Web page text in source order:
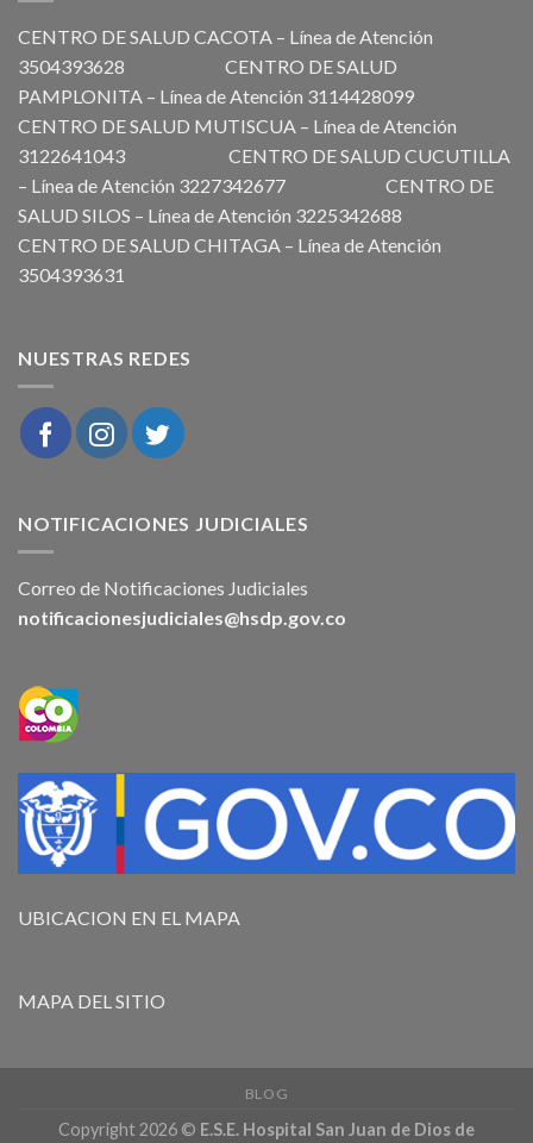
CENTRO DE SALUD CACOTA – Línea de Atención
3504393628 CENTRO DE SALUD
PAMPLONITA – Línea de Atención 3114428099
CENTRO DE SALUD MUTISCUA – Línea de Atención
3122641043 CENTRO DE SALUD CUCUTILLA
– Línea de Atención 3227342677 CENTRO DE
SALUD SILOS – Línea de Atención 3225342688
CENTRO DE SALUD CHITAGA – Línea de Atención
3504393631
NUESTRAS REDES
NOTIFICACIONES JUDICIALES
Correo de Notificaciones Judiciales
notificacionesjudiciales@hsdp.gov.co
UBICACION EN EL MAPA
MAPA DEL SITIO
BLOG
Copyright 2026 © E.S.E. Hospital San Juan de Dios de